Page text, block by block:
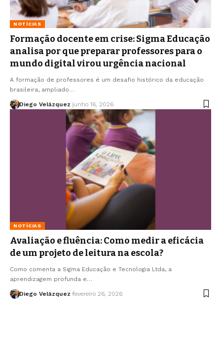
NOTÍCIAS
Formação docente em crise: Sigma Educação
analisa por que preparar professores para o
mundo digital virou urgência nacional
A formação de professores é um desafio histórico da educação
brasileira, ampliado…
Diego Velázquez junho 16, 2026
NOTÍCIAS
Avaliação e fluência: Como medir a eficácia
de um projeto de leitura na escola?
Como comenta a Sigma Educação e Tecnologia Ltda, a
aprendizagem profunda e…
Diego Velázquez fevereiro 26, 2026